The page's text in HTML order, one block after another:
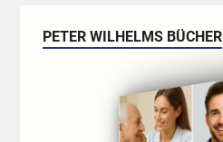
PETER WILHELMS BÜCHER